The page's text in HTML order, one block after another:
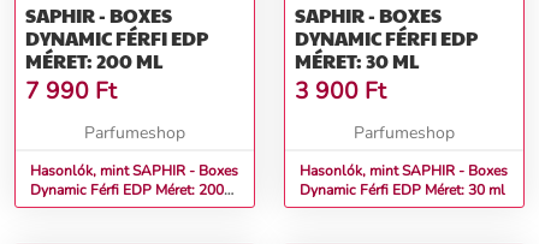
SAPHIR - BOXES
DYNAMIC FÉRFI EDP
MÉRET: 200 ML
7 990 Ft
Parfumeshop
Hasonlók, mint SAPHIR - Boxes
Dynamic Férfi EDP Méret: 200
ml
SAPHIR - BOXES
DYNAMIC FÉRFI EDP
MÉRET: 30 ML
3 900 Ft
Parfumeshop
Hasonlók, mint SAPHIR - Boxes
Dynamic Férfi EDP Méret: 30 ml